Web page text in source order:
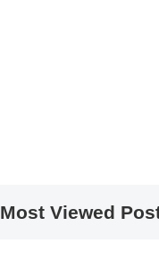
Most Viewed